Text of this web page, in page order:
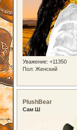
Уважение: +11350
Пол: Женский
PlushBear
Сам Ш